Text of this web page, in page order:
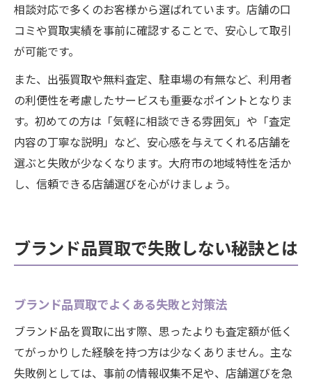
相談対応で多くのお客様から選ばれています。店舗の口
コミや買取実績を事前に確認することで、安心して取引
が可能です。
また、出張買取や無料査定、駐車場の有無など、利用者
の利便性を考慮したサービスも重要なポイントとなりま
す。初めての方は「気軽に相談できる雰囲気」や「査定
内容の丁寧な説明」など、安心感を与えてくれる店舗を
選ぶと失敗が少なくなります。大府市の地域特性を活か
し、信頼できる店舗選びを心がけましょう。
ブランド品買取で失敗しない秘訣とは
ブランド品買取でよくある失敗と対策法
ブランド品を買取に出す際、思ったよりも査定額が低く
てがっかりした経験を持つ方は少なくありません。主な
失敗例としては、事前の情報収集不足や、店舗選びを急